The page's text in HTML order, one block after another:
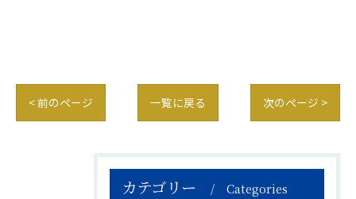
< 前のページ 一覧に戻る 次のページ >
カテゴリー Categories